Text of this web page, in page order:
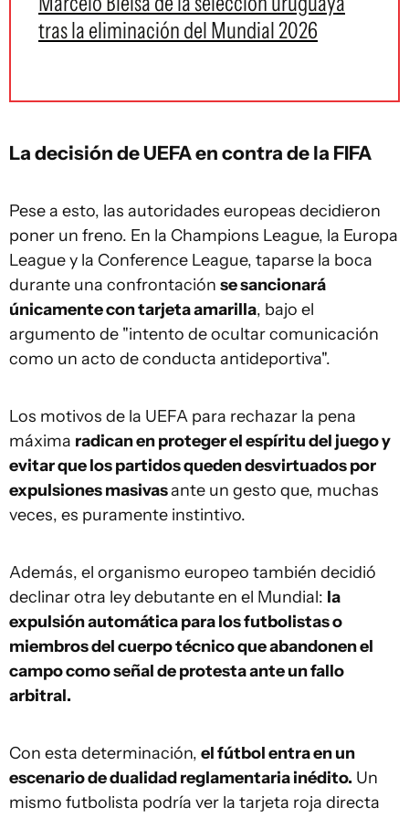
tras la eliminación del Mundial 2026
La decisión de UEFA en contra de la FIFA
Pese a esto, las autoridades europeas decidieron
poner un freno. En la Champions League, la Europa
League y la Conference League, taparse la boca
durante una confrontación se sancionará
únicamente con tarjeta amarilla, bajo el
argumento de "intento de ocultar comunicación
como un acto de conducta antideportiva".
Los motivos de la UEFA para rechazar la pena
máxima radican en proteger el espíritu del juego y
evitar que los partidos queden desvirtuados por
expulsiones masivasante un gesto que, muchas
veces, es puramente instintivo.
Además, el organismo europeo también decidió
declinar otra ley debutante en el Mundial: la
expulsión automática para los futbolistas o
miembros del cuerpo técnico que abandonen el
campo como señal de protesta ante un fallo
arbitral.
Con esta determinación, el fútbol entra en un
escenario de dualidad reglamentaria inédito. Un
mismo futbolista podría ver la tarjeta roja directa